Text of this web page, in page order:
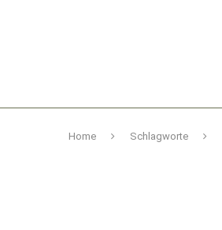
Home Schlagworte